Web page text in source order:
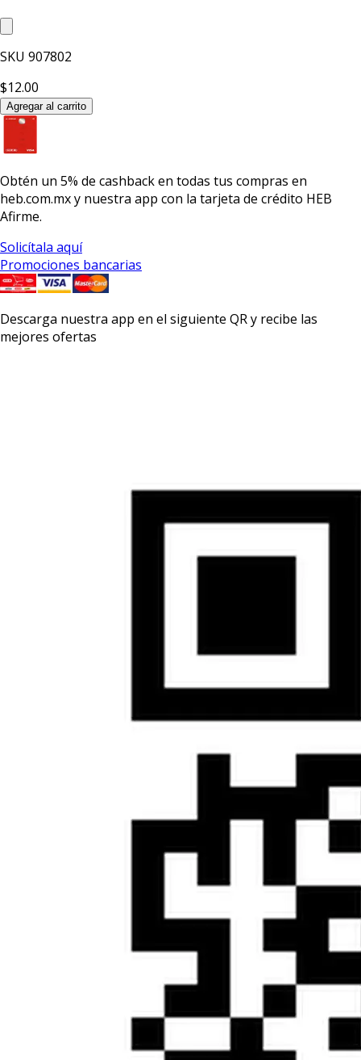
SKU 907802
$12.00
Agregar al carrito
Obtén un 5% de cashbacken todas tus compras en
heb.com.mx y nuestra app con la tarjeta de crédito HEB
Afirme.
Solicítala aquí
Promociones bancarias
Descarga nuestra app en el siguiente QR y recibe las
mejores ofertas